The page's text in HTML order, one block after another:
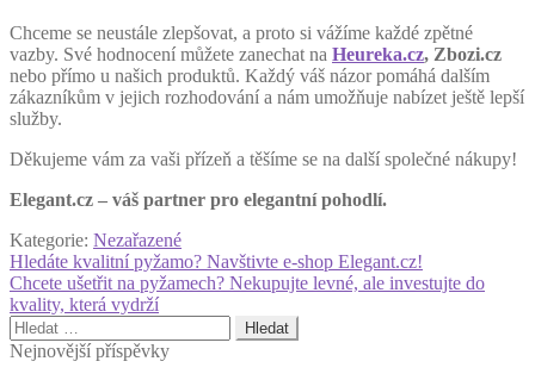
Chceme se neustále zlepšovat, a proto si vážíme každé zpětné
vazby. Své hodnocení můžete zanechat na Heureka.cz, Zbozi.cz
nebo přímo u našich produktů. Každý váš názor pomáhá dalším
zákazníkům v jejich rozhodování a nám umožňuje nabízet ještě lepší
služby.
Děkujeme vám za vaši přízeň a těšíme se na další společné nákupy!
Elegant.cz – váš partner pro elegantní pohodlí.
Kategorie: Nezařazené
Navigace
pro
příspěvek
Předchozí
příspěvek:
Hledáte kvalitní pyžamo? Navštivte e-shop Elegant.cz!
Následující
příspěvek:
Chcete ušetřit na pyžamech? Nekupujte levné, ale investujte do
kvality, která vydrží
Vyhledávání
Nejnovější příspěvky